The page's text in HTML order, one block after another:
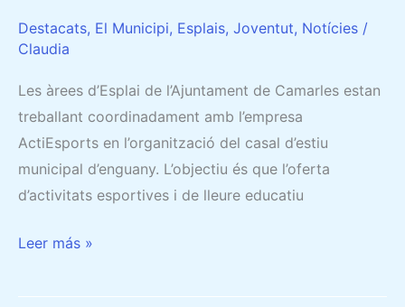
Destacats, El Municipi, Esplais, Joventut, Notícies /
Claudia
Les àrees d’Esplai de l’Ajuntament de Camarles estan
treballant coordinadament amb l’empresa
ActiEsports en l’organització del casal d’estiu
municipal d’enguany. L’objectiu és que l’oferta
d’activitats esportives i de lleure educatiu
Leer más »